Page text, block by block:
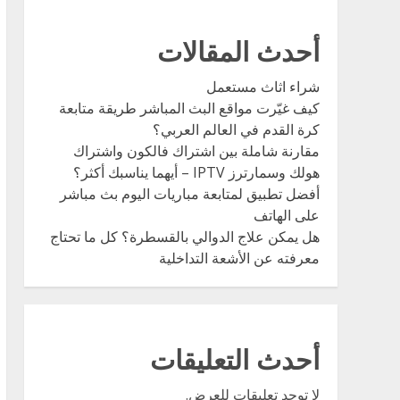
أحدث المقالات
شراء اثاث مستعمل
كيف غيّرت مواقع البث المباشر طريقة متابعة
كرة القدم في العالم العربي؟
مقارنة شاملة بين اشتراك فالكون واشتراك
هولك وسمارترز IPTV – أيهما يناسبك أكثر؟
أفضل تطبيق لمتابعة مباريات اليوم بث مباشر
على الهاتف
هل يمكن علاج الدوالي بالقسطرة؟ كل ما تحتاج
معرفته عن الأشعة التداخلية
أحدث التعليقات
لا توجد تعليقات للعرض.